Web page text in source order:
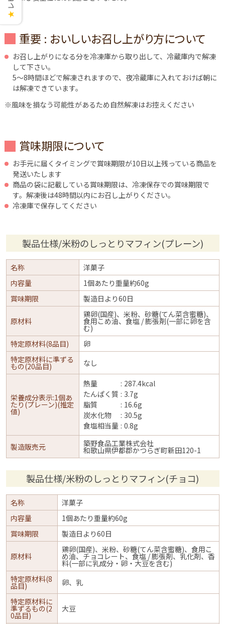
重要 : おいしいお召し上がり方について
お召し上がりになる分を冷凍庫から取り出して、冷蔵庫内で解凍
して下さい。
5～8時間ほどで解凍されますので、夜冷蔵庫に入れておけば朝に
は解凍できています。
※風味を損なう可能性があるため自然解凍はお控えください
賞味期限について
お手元に届くタイミングで賞味期限が10日以上残っている商品を
発送いたします
商品の袋に記載している賞味期限は、冷凍保存での賞味期限で
す。解凍後は48時間以内にお召し上がりください。
冷凍庫で保存してください
製品仕様/米粉のしっとりマフィン(プレーン)
名称
洋菓子
内容量
1個あたり重量約60g
賞味期限
製造日より60日
原材料
鶏卵(国産)、米粉、砂糖(てん菜含蜜糖)、
食用こめ油、食塩 / 膨張剤(一部に卵を含
む)
特定原材料(8品目)
卵
特定原材料に準ずる
もの(20品目) なし
栄養成分表示:1個あ
たり(プレーン)(推定
値)
熱量
287.4kcal
たんぱく質
3.7g
脂質
16.6g
炭水化物
30.5g
食塩相当量 0.8g
製造販売元 築野食品工業株式会社
和歌山県伊都郡かつらぎ町新田120-1
製品仕様/米粉のしっとりマフィン(チョコ)
名称
洋菓子
内容量
1個あたり重量約60g
賞味期限
製造日より60日
原材料
鶏卵(国産)、米粉、砂糖(てん菜含蜜糖)、食用こ
め油、チョコレート、食塩 / 膨張剤、乳化剤、香
料(一部に乳成分・卵・大豆を含む)
特定原材料(8
品目)
卵、乳
特定原材料に
準ずるもの(2
0品目)
大豆
★